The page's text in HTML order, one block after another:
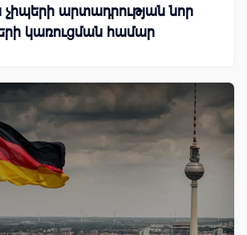
չիպերի արտադրության նոր
կառուցման համար